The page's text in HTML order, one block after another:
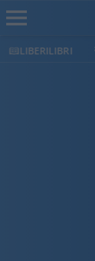
LIBERILIBRI